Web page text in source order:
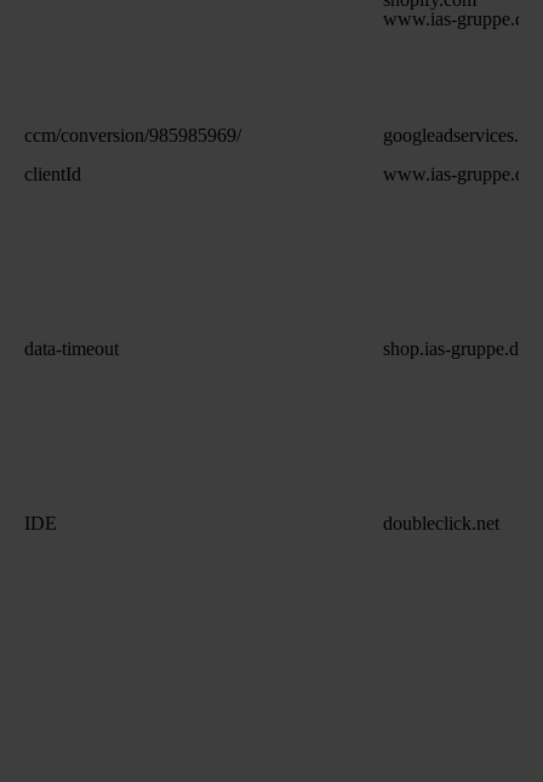
www.ias-gruppe.de
ccm/conversion/985985969/
clientId
www.ias-gruppe.de
data-timeout shop.ias-gruppe.de
IDE doubleclick.net